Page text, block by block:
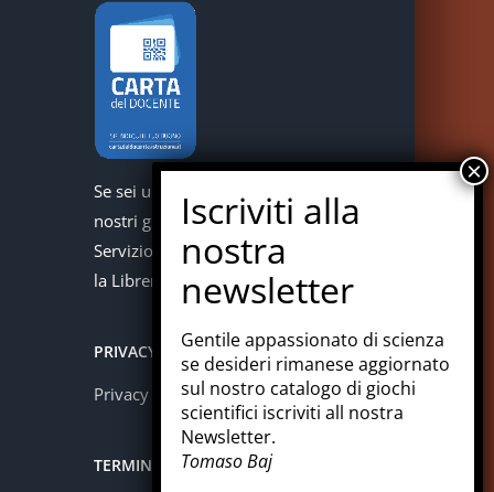
Se sei un docente puoi acquistare i
nostri giochi con la carta del docente.
Servizio offerto in collaborazione con
la Libreria Colosi di Messina.
PRIVACY
Privacy policy
TERMINI E CONDIZIONI
Gentile appassionato di scienza
se desideri rimanese aggiornato
sul nostro catalogo di giochi
scientifici iscriviti all nostra
Newsletter.
Tomaso Baj